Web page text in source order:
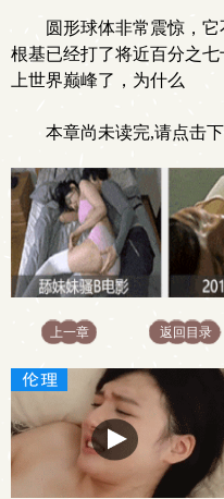
圆形球体非常震惊，
根基已经打了将近百分之
上世界巅峰了，为什么
本章尚未读完,请点击
上一章 返回目录